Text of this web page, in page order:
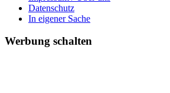
Datenschutz
In eigener Sache
Werbung schalten